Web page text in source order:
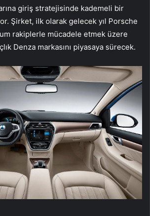
giriş stratejisinde kademeli bir
Şirket, ilk olarak gelecek yıl Porsche
rakiplerle mücadele etmek üzere
Denza markasını piyasaya sürecek.